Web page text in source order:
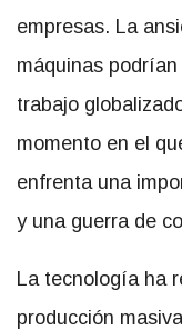
empresas. La
máquinas
trabajo
momento en el
enfrenta una
y una guerra de
La tecnología ha
producción